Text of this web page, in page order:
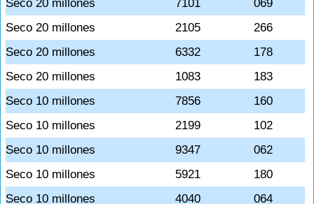
Seco 20 millones
7101
069
Seco 20 millones
2105
266
Seco 20 millones
6332
178
Seco 20 millones
1083
183
Seco 10 millones
7856
160
Seco 10 millones
2199
102
Seco 10 millones
9347
062
Seco 10 millones
5921
180
Seco 10 millones
4040
064